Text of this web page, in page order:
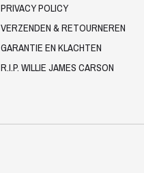
PRIVACY POLICY
VERZENDEN & RETOURNEREN
GARANTIE EN KLACHTEN
R.I.P. WILLIE JAMES CARSON